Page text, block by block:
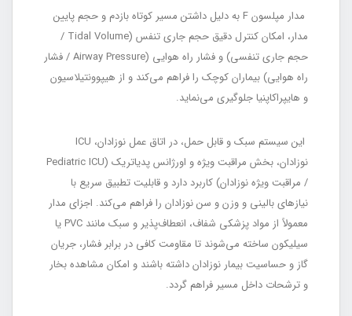
مدار مپلسون F به دلیل داشتن مسیر کوتاه بازدم و حجم پایین
مدار، امکان کنترل دقیق حجم جاری تنفس (Tidal Volume /
حجم جاری تنفسی) و فشار راه هوایی (Airway Pressure / فشار
راه هوایی) بیماران کوچک را فراهم می‌کند و از هیپوونتیلاسیون
و هایپراکاپنیا جلوگیری می‌نماید.
این سیستم سبک و قابل حمل، در اتاق عمل نوزادان، ICU
نوزادان، بخش مراقبت ویژه و اورژانس پدیاتریک (Pediatric ICU
/ مراقبت ویژه نوزادان) کاربرد دارد و قابلیت تطبیق سریع با
نیازهای بالینی و وزن و سن نوزادان را فراهم می‌کند. اجزای مدار
معمولاً از مواد پزشکی شفاف، انعطاف‌پذیر و سبک مانند PVC یا
سیلیکون ساخته می‌شوند تا مقاومت کافی در برابر فشار، جریان
گاز و حساسیت بیمار نوزادان داشته باشند و امکان مشاهده بخار
و ترشحات داخل مسیر فراهم گردد.